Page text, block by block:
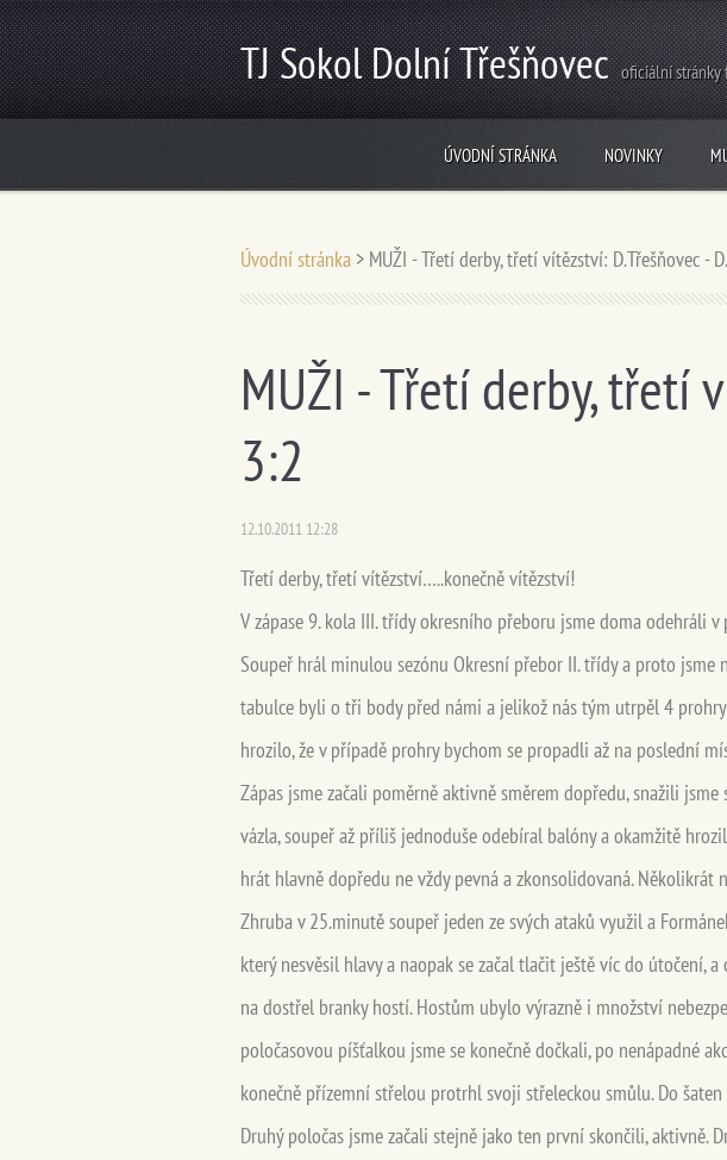
TJ Sokol Dolní Třešňovec oficiální
ÚVODNÍ STRÁNKA NOVINKY
Úvodní stránka > MUŽI - Třetí derby, třetí vítězství: D.Třešňovec -
MUŽI - Třetí derby, třetí
3:2
12.10.2011 12:28
Třetí derby, třetí vítězství…..konečně vítězství!
V zápase 9. kola III. třídy okresního přeboru jsme doma odehráli
Soupeř hrál minulou sezónu Okresní přebor II. třídy a proto jsme
tabulce byli o tři body před námi a jelikož nás tým utrpěl 4
hrozilo, že v případě prohry bychom se propadli až na poslední
Zápas jsme začali poměrně aktivně směrem dopředu, snažili
vázla, soupeř až příliš jednoduše odebíral balóny a okamžitě
hrát hlavně dopředu ne vždy pevná a zkonsolidovaná.
Zhruba v 25.minutě soupeř jeden ze svých ataků využil a
který nesvěsil hlavy a naopak se začal tlačit ještě víc do útočení,
na dostřel branky hostí. Hostům ubylo výrazně i množství
poločasovou píšťalkou jsme se konečně dočkali, po nenápadné
konečně přízemní střelou protrhl svoji střeleckou smůlu. Do
Druhý poločas jsme začali stejně jako ten první skončili, aktivně.